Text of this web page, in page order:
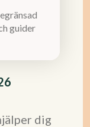
dig
guider